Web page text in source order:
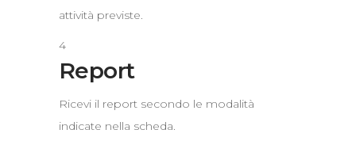
attività previste.
4
Report
Ricevi il report secondo le modalità
indicate nella scheda.